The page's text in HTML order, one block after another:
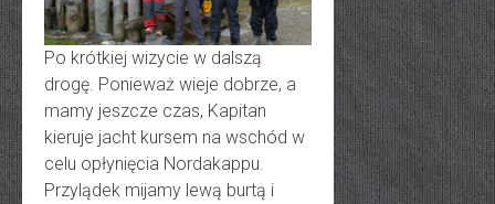
Po krótkiej wizycie w dalszą
drogę. Ponieważ wieje dobrze, a
mamy jeszcze czas, Kapitan
kieruje jacht kursem na wschód w
celu opłynięcia Nordakappu.
Przylądek mijamy lewą burtą i